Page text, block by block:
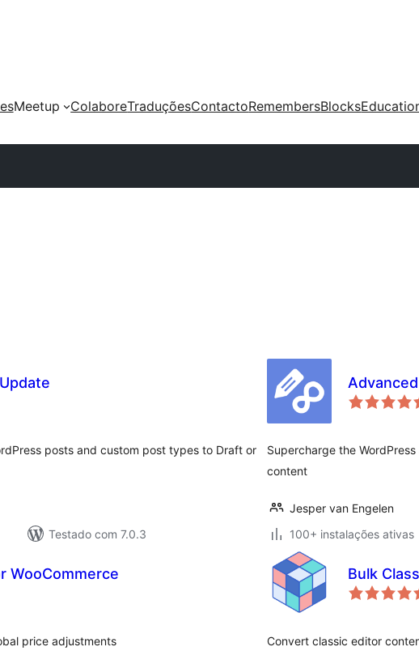
Meetup ColaboreTraduçõesContactoRemembersBlocks
posts and custom post types to Draft or
Testado com 7.0.3
Supercharge the
content
Jesper van Engelen
100+ instalações ativas
WooCommerce
price adjustments
Bulk
Convert classic editor